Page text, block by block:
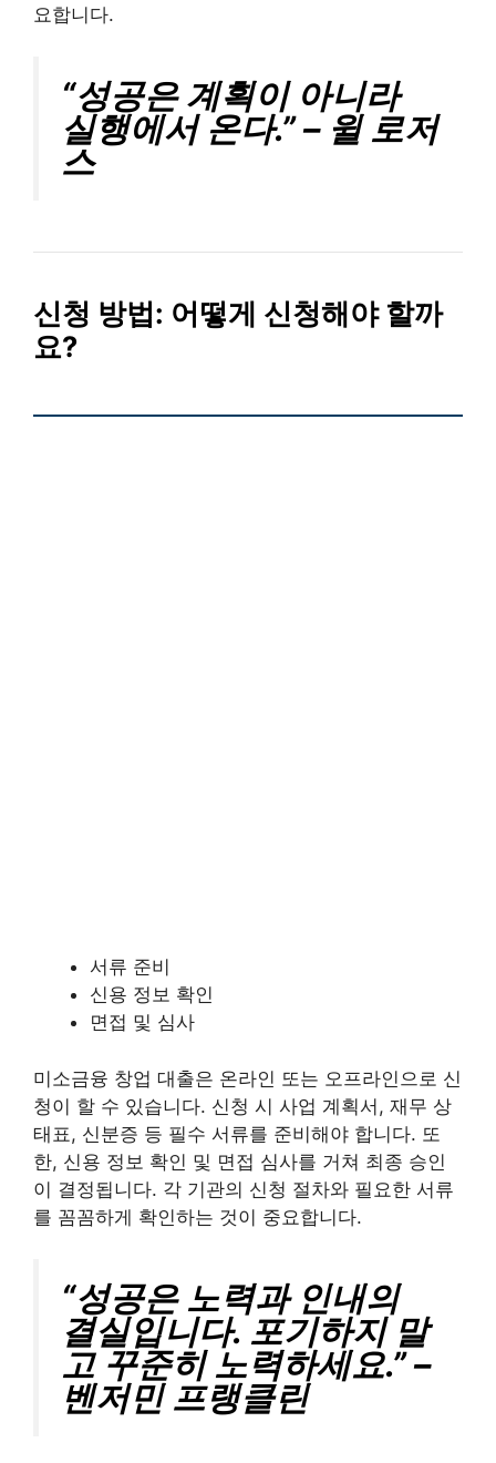
요합니다.
“성공은 계획이 아니라
실행에서 온다.” – 윌 로저
스
신청 방법: 어떻게 신청해야 할까
요?
서류 준비
신용 정보 확인
면접 및 심사
미소금융 창업 대출은 온라인 또는 오프라인으로 신
청이 할 수 있습니다. 신청 시 사업 계획서, 재무 상
태표, 신분증 등 필수 서류를 준비해야 합니다. 또
한, 신용 정보 확인 및 면접 심사를 거쳐 최종 승인
이 결정됩니다. 각 기관의 신청 절차와 필요한 서류
를 꼼꼼하게 확인하는 것이 중요합니다.
“성공은 노력과 인내의
결실입니다. 포기하지 말
고 꾸준히 노력하세요.” –
벤저민 프랭클린